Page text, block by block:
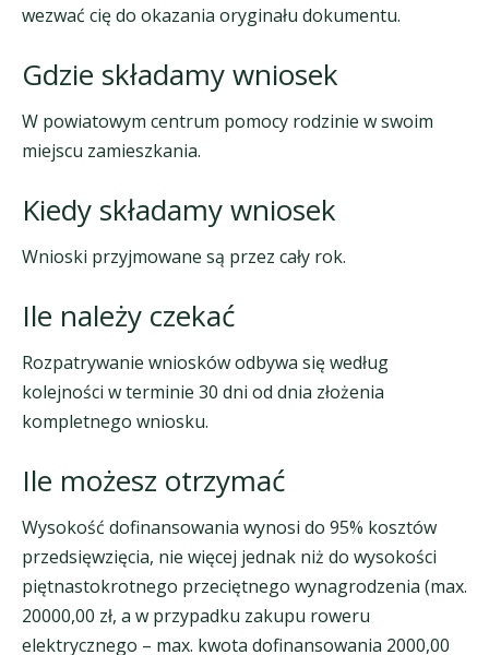
wezwać cię do okazania oryginału dokumentu.
Gdzie składamy wniosek
W powiatowym centrum pomocy rodzinie w swoim
miejscu zamieszkania.
Kiedy składamy wniosek
Wnioski przyjmowane są przez cały rok.
Ile należy czekać
Rozpatrywanie wniosków odbywa się według
kolejności w terminie 30 dni od dnia złożenia
kompletnego wniosku.
Ile możesz otrzymać
Wysokość dofinansowania wynosi do 95% kosztów
przedsięwzięcia, nie więcej jednak niż do wysokości
piętnastokrotnego przeciętnego wynagrodzenia (max.
20000,00 zł, a w przypadku zakupu roweru
elektrycznego – max. kwota dofinansowania 2000,00